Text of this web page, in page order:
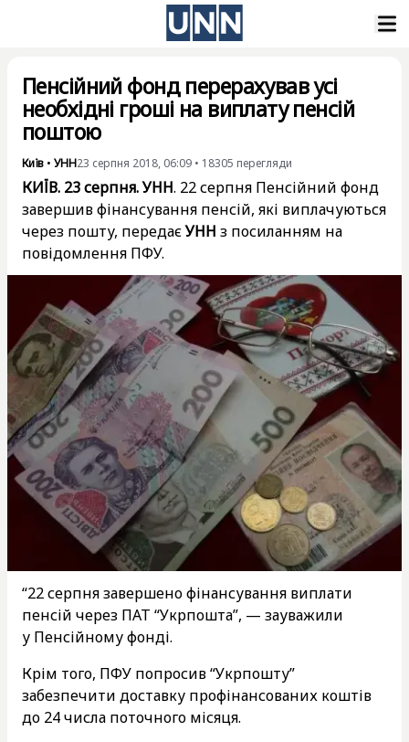
Пенсійний фонд перерахував усі
необхідні гроші на виплату пенсій
поштою
Київ • УНН23 серпня 2018, 06:09 • 18305 перегляди
КИЇВ. 23 серпня. УНН. 22 серпня Пенсійний фонд
завершив фінансування пенсій, які виплачуються
через пошту, передаєУНН з посиланням на
повідомлення ПФУ.
“22 серпня завершено фінансування виплати
пенсій через ПАТ “Укрпошта”, — зауважили
у Пенсійному фонді.
Крім того, ПФУ попросив “Укрпошту”
забезпечити доставку профінансованих коштів
до 24 числа поточного місяця.